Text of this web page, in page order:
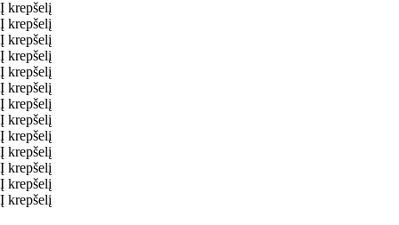
Į krepšelį
Į krepšelį
Į krepšelį
Į krepšelį
Į krepšelį
Į krepšelį
Į krepšelį
Į krepšelį
Į krepšelį
Į krepšelį
Į krepšelį
Į krepšelį
Į krepšelį